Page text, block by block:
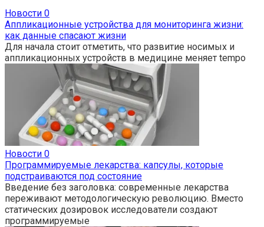
Новости 0
Аппликационные устройства для мониторинга жизни:
как данные спасают жизни
Для начала стоит отметить, что развитие носимых и
аппликационных устройств в медицине меняет tempo
Новости 0
Программируемые лекарства: капсулы, которые
подстраиваются под состояние
Введение без заголовка: современные лекарства
переживают методологическую революцию. Вместо
статических дозировок исследователи создают
программируемые